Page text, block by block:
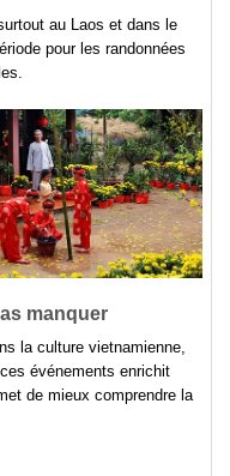
au Laos et dans le
pour les randonnées
manquer
la culture vietnamienne,
événements enrichit
de mieux comprendre la